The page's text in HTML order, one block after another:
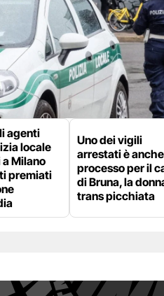
agenti
locale
Milano
premiati
Uno dei vigili
arrestati è
processo per il
di Bruna, la
trans picchiata